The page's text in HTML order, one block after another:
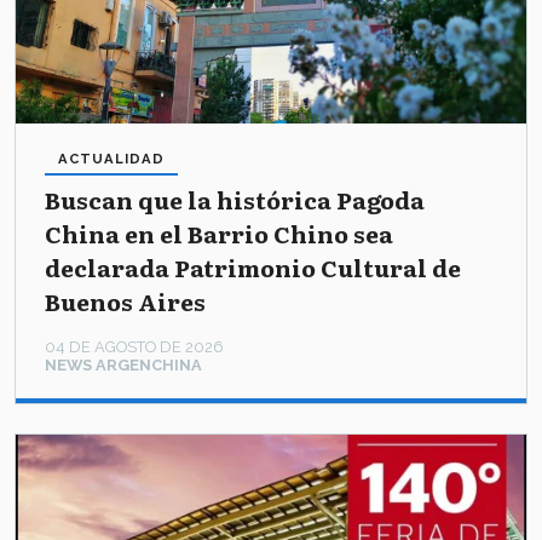
Buscan que la histórica Pagoda
China en el Barrio Chino sea
declarada Patrimonio Cultural de
Buenos Aires
NEWS ARGENCHINA
ACTUALIDAD
04 DE AGOSTO DE 2026